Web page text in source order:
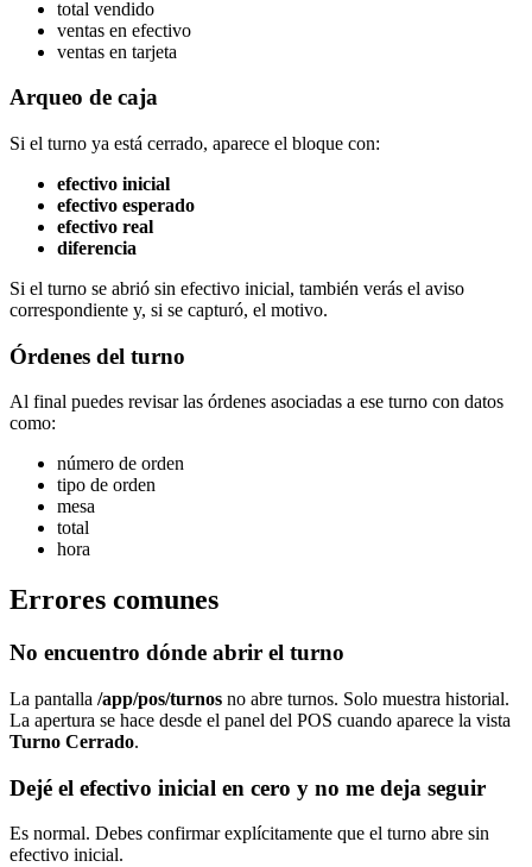
total vendido
ventas en efectivo
ventas en tarjeta
Arqueo de caja
Si el turno ya está cerrado, aparece el bloque con:
efectivo inicial
efectivo esperado
efectivo real
diferencia
Si el turno se abrió sin efectivo inicial, también verás el aviso
correspondiente y, si se capturó, el motivo.
Órdenes del turno
Al final puedes revisar las órdenes asociadas a ese turno con datos
como:
número de orden
tipo de orden
mesa
total
hora
Errores comunes
No encuentro dónde abrir el turno
La pantalla /app/pos/turnos no abre turnos. Solo muestra historial.
La apertura se hace desde el panel del POS cuando aparece la vista
Turno Cerrado.
Dejé el efectivo inicial en cero y no me deja seguir
Es normal. Debes confirmar explícitamente que el turno abre sin
efectivo inicial.